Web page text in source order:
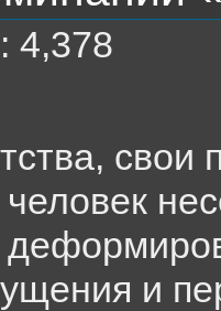
4,378
свои
и